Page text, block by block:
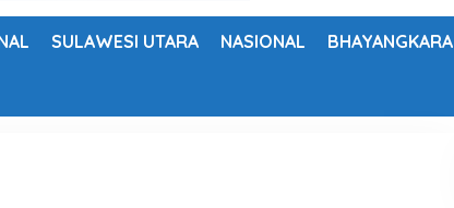
SULAWESI UTARA NASIONAL BHAYANGKARA